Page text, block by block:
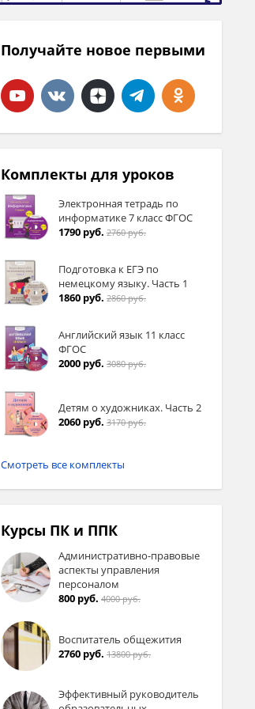
Получайте новое первыми
Комплекты для уроков
Электронная тетрадь по
информатике 7 класс ФГОС
1790 руб. 2760 руб.
Подготовка к ЕГЭ по
немецкому языку. Часть 1
1860 руб. 2860 руб.
Английский язык 11 класс
ФГОС
2000 руб. 3080 руб.
Детям о художниках. Часть 2
2060 руб. 3170 руб.
Смотреть все комплекты
Курсы ПК и ППК
Административно-правовые
аспекты управления
персоналом
800 руб. 4000 руб.
Воспитатель общежития
2760 руб. 13800 руб.
Эффективный руководитель